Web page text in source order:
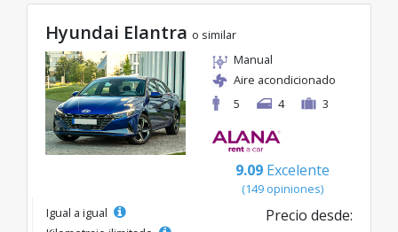
Hyundai Elantra o similar
Manual
Aire acondicionado
5
4 3
9.09 Excelente
(149 opiniones)
Igual a igual
Precio desde: